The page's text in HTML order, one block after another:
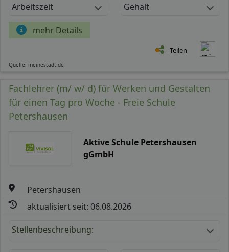
Arbeitszeit Gehalt
mehr Details
Teilen
Quelle: meinestadt.de
Fachlehrer (m/ w/ d) für Werken und Gestalten
für einen Tag pro Woche - Freie Schule
Petershausen
Aktive Schule Petershausen
gGmbH
Petershausen
aktualisiert seit: 06.08.2026
Stellenbeschreibung: